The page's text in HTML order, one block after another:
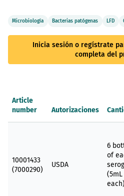
Microbiología Bacterias patógenas LFD
Inicia sesión o regístrate
completa del
Article
number
Autorizaciones
10001433
(7000290)
USDA
6
of
(5mL
each)